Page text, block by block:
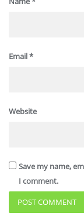
Email*
Website
Save my name,
I comment.